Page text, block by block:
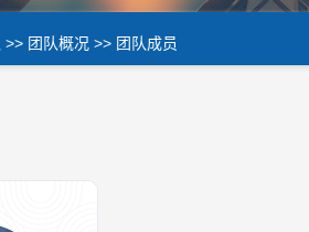
>> 团队概况 >> 团队成员